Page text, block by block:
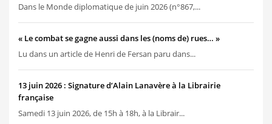
Dans le Monde diplomatique de juin 2026 (n°867,...
« Le combat se gagne aussi dans les (noms de) rues… »
Lu dans un article de Henri de Fersan paru dans...
13 juin 2026 : Signature d’Alain Lanavère à la Librairie
française
Samedi 13 juin 2026, de 15h à 18h, à la Librair...